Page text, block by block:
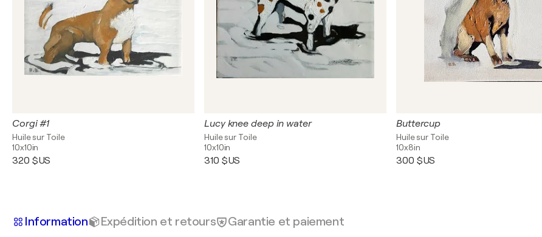
Corgi #1
Huile sur Toile
10x10in
320 $US
Lucy knee deep in water
Huile sur Toile
10x10in
310 $US
Buttercup
Huile sur Toile
10x8in
300 $US
Information Expédition et retours Garantie et paiement